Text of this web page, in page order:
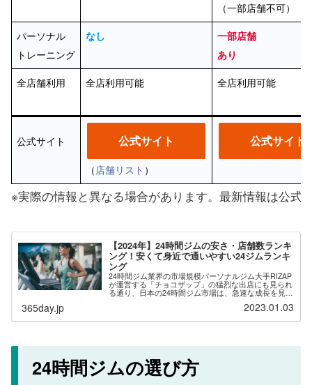
（一部店舗不可）
パーソナル
トレーニング
なし
一部店舗
あり
全店舗利用 全店利用可能 全店利用可能
公式サイト 公式サイト
（店舗リスト ）
公式サイト
※実際の情報と異なる場合があります。最新情報は公式
【2024年】24時間ジムの安さ・店舗数ランキ
ング！安くて身近で通いやすい24ジムランキ
ング
24時間ジム業界の市場規模パーソナルジム大手RIZAP
が運営する「チョコザップ」の猛烈な出店にも見られ
る通り、日本の24時間ジム市場は、急速な成長を見せ
ムの導入により、運営コストを下げた低価格...
365day.jp 2023.01.03
24時間ジムの選び方